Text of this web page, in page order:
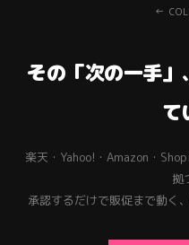
←
その「次の一手」
て
楽天・Yahoo!・Amazon・
拠
承認するだけで販促まで動く